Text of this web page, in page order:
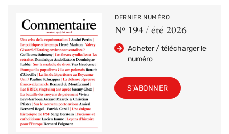
DERNIER NUMÉRO
Nº 194 / été 2026
Acheter / télécharger le
numéro
S'ABONNER